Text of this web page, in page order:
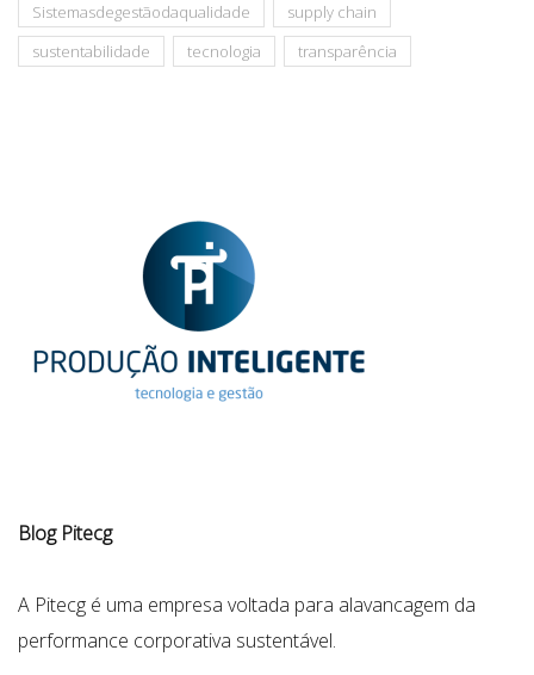
Sistemasdegestãodaqualidade
supply chain
sustentabilidade
tecnologia transparência
Blog Pitecg
A Pitecg é uma empresa voltada para alavancagem da
performance corporativa sustentável.